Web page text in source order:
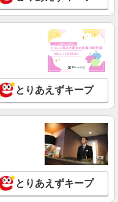
とりあえずキープ
とりあえずキープ